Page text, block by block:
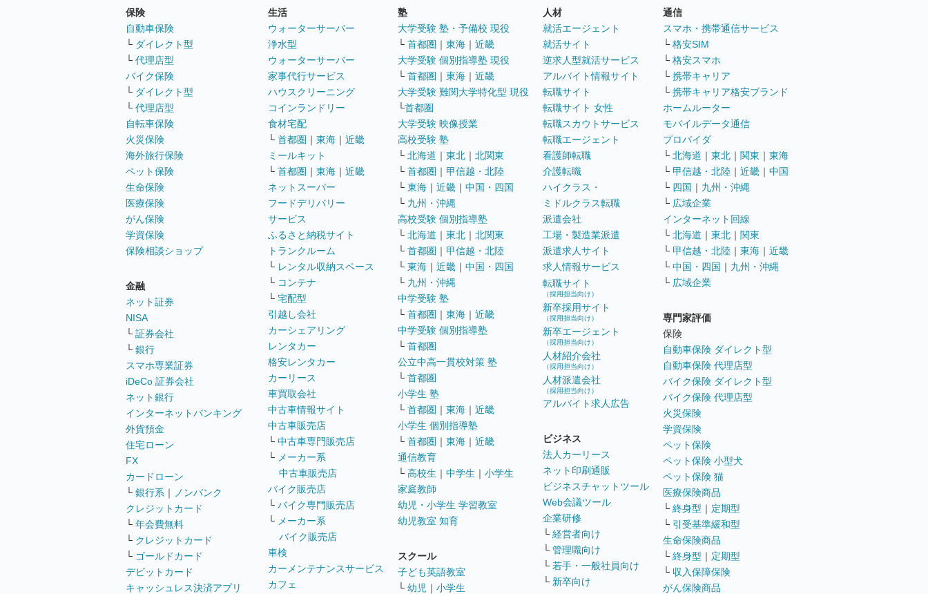
保険
自動車保険
└ ダイレクト型
└ 代理店型
バイク保険
└ ダイレクト型
└ 代理店型
自転車保険
火災保険
海外旅行保険
ペット保険
生命保険
医療保険
がん保険
学資保険
保険相談ショップ
金融
ネット証券
NISA
└ 証券会社
└ 銀行
スマホ専業証券
iDeCo 証券会社
ネット銀行
インターネットバンキング
外貨預金
住宅ローン
FX
カードローン
└ 銀行系 ｜
ノンバンク
クレジットカード
└ 年会費無料
└ クレジットカード
└ ゴールドカード
デビットカード
キャッシュレス決済アプリ
生活
ウォーターサーバー
浄水型
ウォーターサーバー
家事代行サービス
ハウスクリーニング
コインランドリー
食材宅配
└ 首都圏 ｜ 東海 ｜ 近畿
ミールキット
└ 首都圏 ｜ 東海 ｜ 近畿
ネットスーパー
フードデリバリー
サービス
ふるさと納税サイト
トランクルーム
└ レンタル収納スペース
└ コンテナ
└ 宅配型
引越し会社
カーシェアリング
レンタカー
格安レンタカー
カーリース
車買取会社
中古車情報サイト
中古車販売店
└ 中古車専門販売店
└ メーカー系
中古車販売店
バイク販売店
└ バイク専門販売店
└ メーカー系
バイク販売店
車検
カーメンテナンスサービス
カフェ
塾
大学受験 塾・予備校 現役
└ 首都圏 ｜ 東海 ｜ 近畿
大学受験 個別指導塾 現役
└ 首都圏 ｜ 東海 ｜ 近畿
大学受験 難関大学特化型 現役
└首都圏
大学受験 映像授業
高校受験 塾
└ 北海道 ｜ 東北 ｜ 北関東
└ 首都圏 ｜ 甲信越・北陸
└ 東海 ｜ 近畿 ｜ 中国・四国
└ 九州・沖縄
高校受験 個別指導塾
└ 北海道 ｜ 東北 ｜ 北関東
└ 首都圏 ｜ 甲信越・北陸
└ 東海 ｜ 近畿 ｜ 中国・四国
└ 九州・沖縄
中学受験 塾
└ 首都圏 ｜ 東海 ｜ 近畿
中学受験 個別指導塾
└ 首都圏
公立中高一貫校対策 塾
└ 首都圏
小学生 塾
└ 首都圏 ｜ 東海 ｜ 近畿
小学生 個別指導塾
└ 首都圏 ｜ 東海 ｜ 近畿
通信教育
└ 高校生 ｜ 中学生 ｜ 小学生
家庭教師
幼児・小学生 学習教室
幼児教室 知育
スクール
子ども英語教室
└ 幼児 ｜ 小学生
人材
就活エージェント
就活サイト
逆求人型就活サービス
アルバイト情報サイト
転職サイト
転職サイト 女性
転職スカウトサービス
転職エージェント
看護師転職
介護転職
ハイクラス・
ミドルクラス転職
派遣会社
工場・製造業派遣
派遣求人サイト
求人情報サービス
転職サイト
（採用担当向け）
新卒採用サイト
（採用担当向け）
新卒エージェント
（採用担当向け）
人材紹介会社
（採用担当向け）
人材派遣会社
（採用担当向け）
アルバイト求人広告
ビジネス
法人カーリース
ネット印刷通販
ビジネスチャットツール
Web会議ツール
企業研修
└ 経営者向け
└ 管理職向け
└ 若手・一般社員向け
└ 新卒向け
通信
スマホ・携帯通信サービス
└ 格安SIM
└ 格安スマホ
└ 携帯キャリア
└ 携帯キャリア格安ブランド
ホームルーター
モバイルデータ通信
プロバイダ
└ 北海道 ｜ 東北 ｜ 関東 ｜ 東海
└ 甲信越・北陸 ｜ 近畿 ｜ 中国
└ 四国 ｜ 九州・沖縄
└ 広域企業
インターネット回線
└ 北海道 ｜ 東北 ｜ 関東
└ 甲信越・北陸 ｜ 東海 ｜ 近畿
└ 中国・四国 ｜ 九州・沖縄
└ 広域企業
専門家評価
保険
自動車保険 ダイレクト型
自動車保険 代理店型
バイク保険 ダイレクト型
バイク保険 代理店型
火災保険
学資保険
ペット保険
ペット保険 小型犬
ペット保険 猫
医療保険商品
└ 終身型 ｜ 定期型
└ 引受基準緩和型
生命保険商品
└ 終身型 ｜ 定期型
└ 収入保障保険
がん保険商品